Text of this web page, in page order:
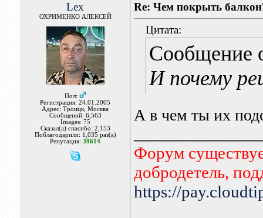
Lex
ОХРИМЕНКО АЛЕКСЕЙ
Пол:
Регистрация: 24.01.2005
Адрес: Троицк, Москва
Сообщений: 6,563
Images: 75
Сказал(а) спасибо: 2,153
Поблагодарили: 1,035 раз(а)
Репутация:39614
Re: Чем покрыть
Цитата:
Сообщение
И почему
А в чем ты их
Форум
добродетель,
https://